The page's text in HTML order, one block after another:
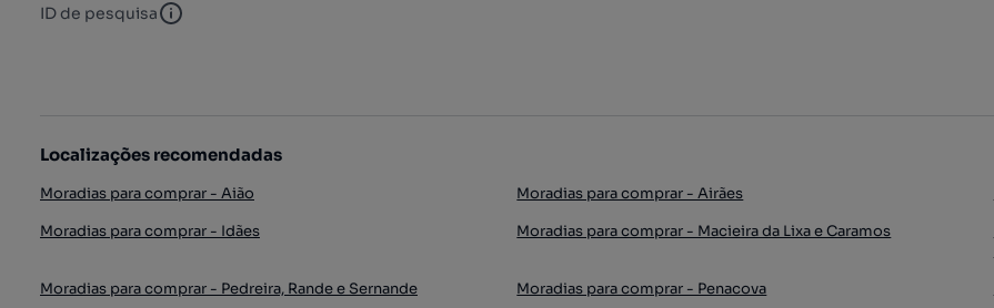
ID de pesquisa ID de pesquisa
Localizações recomendadas
Moradias para comprar - Aião Moradias para comprar - Airães
Moradias para comprar - Idães
Moradias para comprar - Macieira da Lixa e Caramos
Moradias para comprar - Pedreira, Rande e Sernande
Moradias para comprar - Penacova